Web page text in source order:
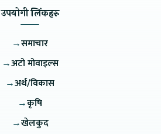
उपयोगी लिंकहरु
→समाचार
→अटो मोवाइल्स
→अर्थ/विकास
→कृषि
→खेलकुद